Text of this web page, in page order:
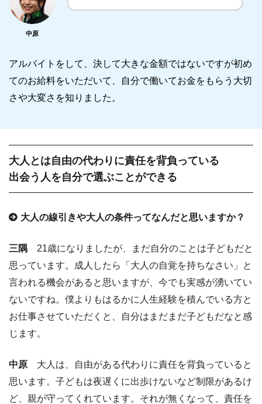
中原
アルバイトをして、決して大きな金額ではないですが初め
てのお給料をいただいて、自分で働いてお金をもらう大切
さや大変さを知りました。
大人とは自由の代わりに責任を背負っている
出会う人を自分で選ぶことができる
大人の線引きや大人の条件ってなんだと思いますか？
三隅 21歳になりましたが、まだ自分のことは子どもだと
思っています。成人したら「大人の自覚を持ちなさい」と
言われる機会があると思いますが、今でも実感が湧いてい
ないですね。僕よりもはるかに人生経験を積んでいる方と
お仕事させていただくと、自分はまだまだ子どもだなと感
じます。
中原 大人は、自由がある代わりに責任を背負っていると
思います。子どもは夜遅くに出歩けないなど制限があるけ
ど、親が守ってくれています。それが無くなって、責任を